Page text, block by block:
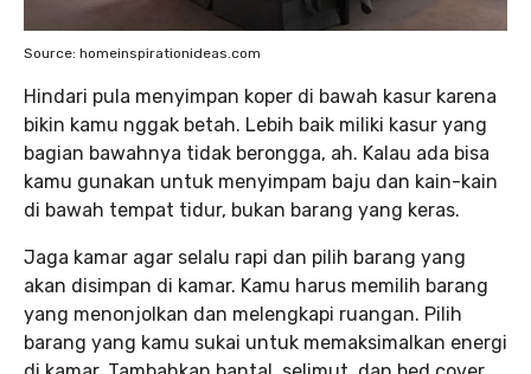
Source: homeinspirationideas.com
Hindari pula menyimpan koper di bawah kasur karena
bikin kamu nggak betah. Lebih baik miliki kasur yang
bagian bawahnya tidak berongga, ah. Kalau ada bisa
kamu gunakan untuk menyimpam baju dan kain-kain
di bawah tempat tidur, bukan barang yang keras.
Jaga kamar agar selalu rapi dan pilih barang yang
akan disimpan di kamar. Kamu harus memilih barang
yang menonjolkan dan melengkapi ruangan. Pilih
barang yang kamu sukai untuk memaksimalkan energi